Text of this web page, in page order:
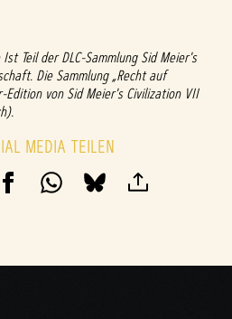
Teil der DLC-Sammlung Sid Meier's
Die Sammlung „Recht auf
von Sid Meier's Civilization VII
MEDIA TEILEN